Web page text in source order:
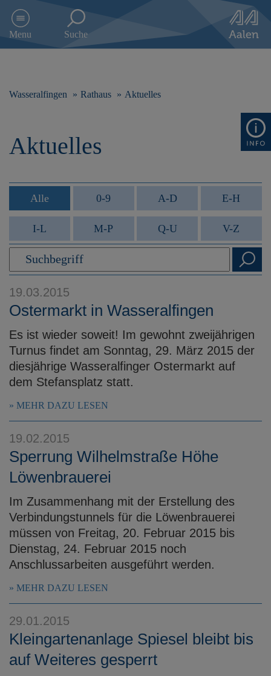
e
h
p
Menu Suche
Wasseralfingen Rathaus Aktuelles
Aktuelles
Alle 0-9 A-D E-H
I-L M-P Q-U V-Z
19.03.2015
Ostermarkt in Wasseralfingen
Es ist wieder soweit! Im gewohnt zweijährigen
Turnus findet am Sonntag, 29. März 2015 der
diesjährige Wasseralfinger Ostermarkt auf
dem Stefansplatz statt.
MEHR DAZU LESEN
19.02.2015
Sperrung Wilhelmstraße Höhe
Löwenbrauerei
Im Zusammenhang mit der Erstellung des
Verbindungstunnels für die Löwenbrauerei
müssen von Freitag, 20. Februar 2015 bis
Dienstag, 24. Februar 2015 noch
Anschlussarbeiten ausgeführt werden.
MEHR DAZU LESEN
29.01.2015
Kleingartenanlage Spiesel bleibt bis
auf Weiteres gesperrt